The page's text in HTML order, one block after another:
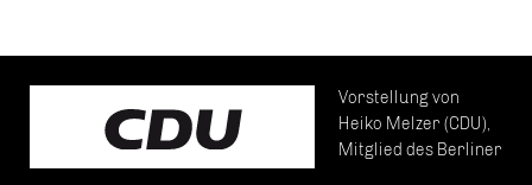
Vorstellung von
Heiko Melzer (CDU),
Mitglied des Berliner